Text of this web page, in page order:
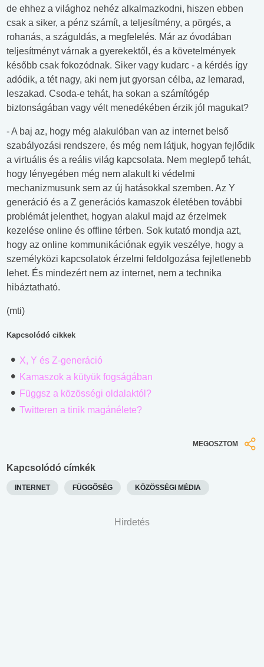
de ehhez a világhoz nehéz alkalmazkodni, hiszen ebben
csak a siker, a pénz számít, a teljesítmény, a pörgés, a
rohanás, a száguldás, a megfelelés. Már az óvodában
teljesítményt várnak a gyerekektől, és a követelmények
később csak fokozódnak. Siker vagy kudarc - a kérdés így
adódik, a tét nagy, aki nem jut gyorsan célba, az lemarad,
leszakad. Csoda-e tehát, ha sokan a számítógép
biztonságában vagy vélt menedékében érzik jól magukat?
- A baj az, hogy még alakulóban van az internet belső
szabályozási rendszere, és még nem látjuk, hogyan fejlődik
a virtuális és a reális világ kapcsolata. Nem meglepő tehát,
hogy lényegében még nem alakult ki védelmi
mechanizmusunk sem az új hatásokkal szemben. Az Y
generáció és a Z generációs kamaszok életében további
problémát jelenthet, hogyan alakul majd az érzelmek
kezelése online és offline térben. Sok kutató mondja azt,
hogy az online kommunikációnak egyik veszélye, hogy a
személyközi kapcsolatok érzelmi feldolgozása fejletlenebb
lehet. És mindezért nem az internet, nem a technika
hibáztatható.
(mti)
Kapcsolódó cikkek
X, Y és Z-generáció
Kamaszok a kütyük fogságában
Függsz a közösségi oldalaktól?
Twitteren a tinik magánélete?
MEGOSZTOM
Kapcsolódó címkék
INTERNET FÜGGŐSÉG KÖZÖSSÉGI MÉDIA
Hirdetés